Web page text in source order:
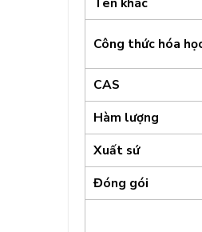
Công thức hóa
CAS
Hàm lượng
Xuất sứ
Đóng gói